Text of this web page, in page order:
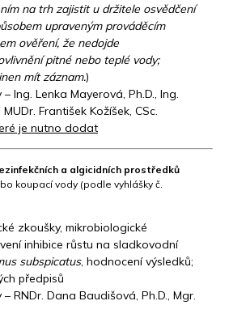
na trh zajistit u držitele osvědčení
upraveným prováděcím
ověření, že nedojde
pitné nebo teplé vody;
mít záznam.)
Ing. Lenka Mayerová, Ph.D., Ing.
MUDr. František Kožíšek, CSc.
je nutno dodat
a algicidních prostředků
koupací vody (podle vyhlášky č.
zkoušky, mikrobiologické
inhibice růstu na sladkovodní
subspicatus, hodnocení výsledků;
předpisů
RNDr. Dana Baudišová, Ph.D., Mgr.